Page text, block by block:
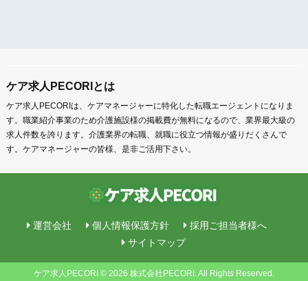
ケア求人PECORIとは
ケア求人PECORIは、ケアマネージャーに特化した転職エージェントになりま
す。職業紹介事業のため介護施設様の掲載費が無料になるので、業界最大級の
求人件数を誇ります。介護業界の転職、就職に役立つ情報が盛りだくさんで
す。ケアマネージャーの皆様、是非ご活用下さい。
運営会社 個人情報保護方針
採用ご担当者様へ
サイトマップ
ケア求人PECORI © 2026 株式会社PECORI. All Rights Reserved.